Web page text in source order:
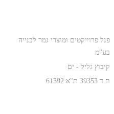
פנל פרוייקטים ומוצרי גמר לבנייה
בע"מ
קיבוץ גליל - ים
ת.ד 39353 ת''א 61392